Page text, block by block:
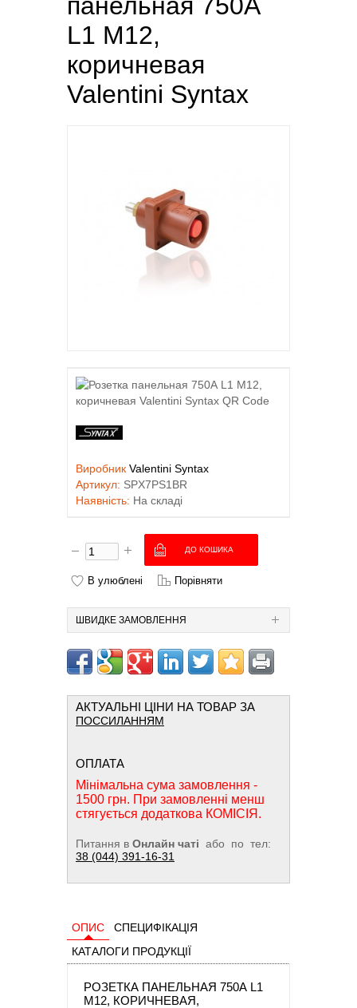
L1 М12,
коричневая
Valentini Syntax
Виробник Valentini Syntax
Артикул: SPX7PS1BR
Наявність: На складі
В улюблені Порівняти
ШВИДКЕ ЗАМОВЛЕННЯ
АКТУАЛЬНІ ЦІНИ НА ТОВАР ЗА
ПОССИЛАННЯМ
ОПЛАТА
Мінімальна сума замовлення -
1500 грн. При замовленні менш
стягується додаткова КОМІСІЯ.
Питання в Онлайн чаті або по тел:
38 (044) 391-16-31
ОПИС
СПЕЦИФІКАЦІЯ
КАТАЛОГИ ПРОДУКЦІЇ
РОЗЕТКА ПАНЕЛЬНАЯ 750А L1
М12, КОРИЧНЕВАЯ,